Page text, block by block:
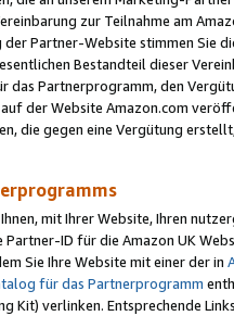
zur Teilnahme am
Partner-Website stimmen Sie
Bestandteil dieser
das Partnerprogramm, den
der Website Amazon.com
die gegen eine Vergütung
mit Ihrer Website, Ihren
ID für die Amazon UK
Sie Ihre Website mit einer der in
für das Partnerprogramm
Kit) verlinken. Entsprechende